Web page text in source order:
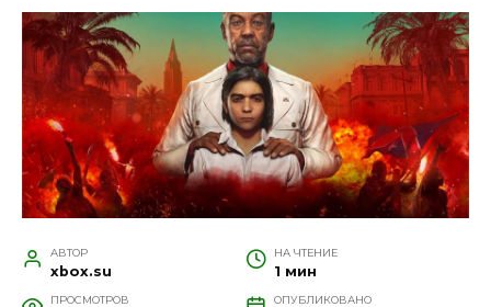
АВТОР
xbox.su
НА ЧТЕНИЕ
1 мин
ПРОСМОТРОВ ОПУБЛИКОВАНО